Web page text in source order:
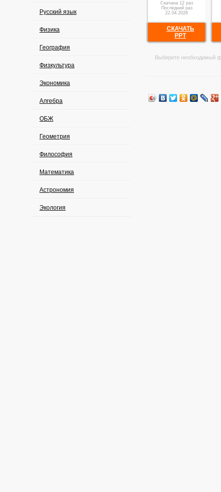
Русский язык
Физика
География
Физкультура
Экономика
Алгебра
ОБЖ
Геометрия
Философия
Математика
Астрономия
Экология
Скачана 12 раз
Последний раз
22.04.2026
СКАЧАТЬ
PPT
Выберите необходимый